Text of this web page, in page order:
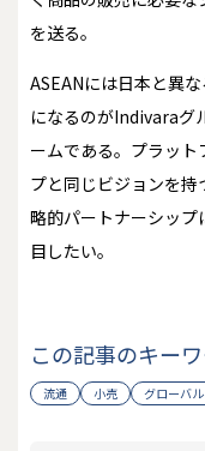
を送る。
ASEANには日本と異
になるのがIndivaraグ
ームである。プラッ
プと同じビジョンを
略的パートナーシッ
目したい。
この記事のキー
流通 小売 グローバル